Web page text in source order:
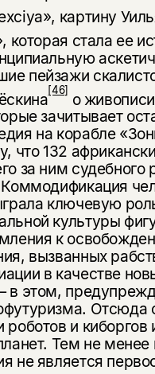
картину
которая стала ее
пейзажи
[46] о
зачитывает
на корабле
что 132
за ним судебного
ключевую
культуры
к
вызванных
в качестве
в этом,
Отсюда
и
Тем не
не является